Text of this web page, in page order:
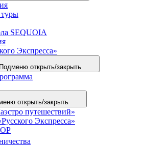
SEQUOIA
Экспресса»
Подменю открыть/закрыть
открыть/закрыть
путешествий»
Экспресса»